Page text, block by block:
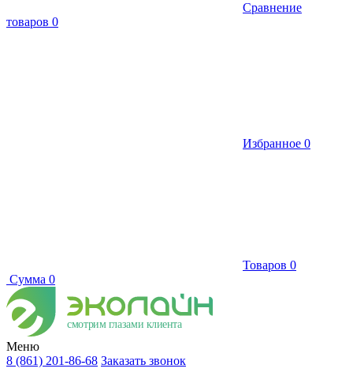
Сравнение
товаров 0
Избранное 0
Товаров 0
Сумма 0
смотрим глазами клиента
Меню
8 (861) 201-86-68 Заказать звонок